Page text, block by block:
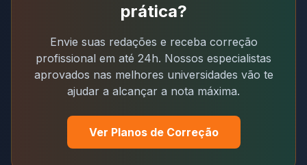
prática?
Envie suas redações e receba correção
profissional em até 24h. Nossos especialistas
aprovados nas melhores universidades vão te
ajudar a alcançar a nota máxima.
Ver Planos de Correção